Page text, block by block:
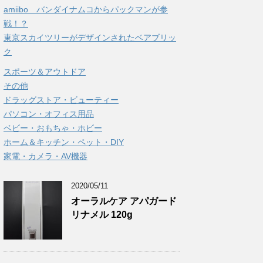
amiibo バンダイナムコからパックマンが参
戦！？
東京スカイツリーがデザインされたベアブリッ
ク
スポーツ＆アウトドア
その他
ドラッグストア・ビューティー
パソコン・オフィス用品
ベビー・おもちゃ・ホビー
ホーム＆キッチン・ペット・DIY
家電・カメラ・AV機器
2020/05/11
オーラルケア アパガード
リナメル 120g